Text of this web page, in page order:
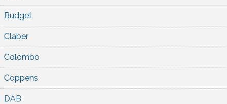
Budget
Claber
Colombo
Coppens
DAB